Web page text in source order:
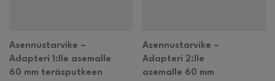
Asennustarvike –
Adapteri 1:lle asemalle
60 mm teräsputkeen
Asennustarvike –
Adapteri 2:lle
asemalle 60 mm